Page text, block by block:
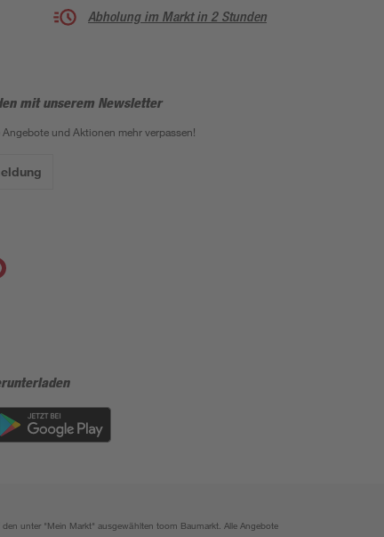
Abholung im Markt in 2 Stunden
mit unserem Newsletter
und Aktionen mehr verpassen!
unter "Mein Markt" ausgewählten toom Baumarkt. Alle Angebote